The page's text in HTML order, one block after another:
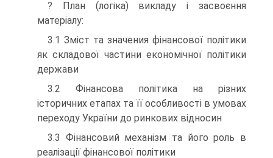
? План (логіка) викладу і засвоєння
матеріалу:
3.1 Зміст та значения фінансової політики
як складової частини економічної політики
держави
3.2 Фінансова політика на різних
історичних етапах та її особливості в умовах
переходу України до ринкових відносин
3.3 Фінансовий механізм та його роль в
реалізації фінансової політики